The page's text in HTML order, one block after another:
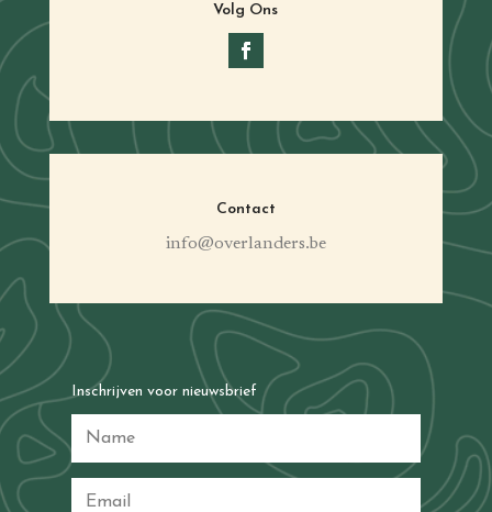
Volg Ons
Contact
info@overlanders.be
Inschrijven voor nieuwsbrief